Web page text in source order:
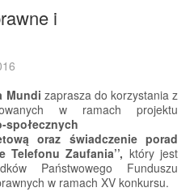
i
Mundi zaprasza do korzystania z
w ramach projektu
społecznych
oraz świadczenie porad
Zaufania’’, który jest
Państwowego Funduszu
w ramach XV konkursu.